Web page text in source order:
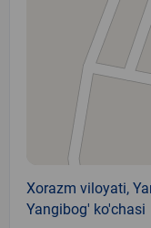
Xorazm viloyati,
Yangibog' ko'chasi